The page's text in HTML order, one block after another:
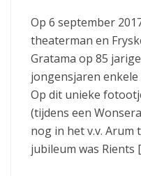
Op 6 september
theaterman en
Gratama op 85
jongensjaren enkele
Op dit unieke
(tijdens een
nog in het v.v. Arum
jubileum was Rients